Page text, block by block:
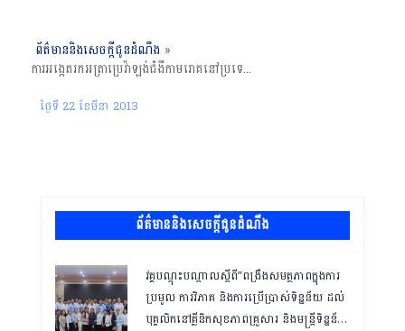
ព័ត៌មាននិងសេចក្តីជូនដំណឹង »
ការអងេ្កតរកអត្រាប្រេវ៉ាឡង់ជំងឺកាមរោគនៅប្រទេសកម្ពុជា ​​ឆ្នាំ២០១១ ស្ត្រីបំរើសេវាកំសាន្តសប្បាយ (ថ្ងៃ ២២​ មិនា ឆ្នាំ ២០១៣)
ថ្ងៃទី 22 ខែ​មីនា 2013
ព័ត៌មាននិងសេចក្តីជូនដំណឹង
វគ្គបណ្ដុះបណ្ដាលស្តីពី”ពង្រឹងសមត្ថភាពក្នុងការ
ប្រមូល ការវិភាគ និងការប្រើប្រាស់ទិន្នន័យ ដល់
បុគ្គលិកនៅគ្លីនិកសុខភាពគ្រួសារ និងមន្ត្រីទិន្នន័យ